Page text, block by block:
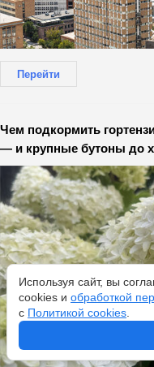
Перейти
Чем подкормить
— и крупные бутоны до
Используя сайт, вы
cookies и обработкой
с Политикой cookies